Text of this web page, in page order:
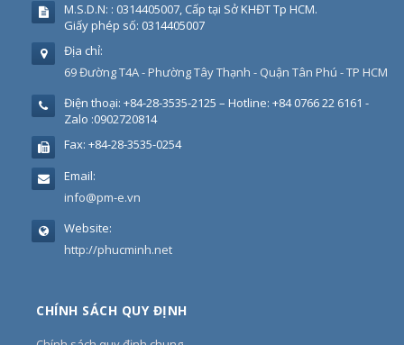
M.S.D.N: : 0314405007, Cấp tại Sở KHĐT Tp HCM.
Giấy phép số: 0314405007
Địa chỉ:
69 Đường T4A - Phường Tây Thạnh - Quận Tân Phú - TP HCM
Điện thoại: +84-28-3535-2125 – Hotline: +84 0766 22 6161 -
Zalo :0902720814
Fax: +84-28-3535-0254
Email:
info@pm-e.vn
Website:
http://phucminh.net
CHÍNH SÁCH QUY ĐỊNH